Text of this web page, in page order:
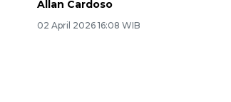
Allan Cardoso
02 April 2026 16:08 WIB